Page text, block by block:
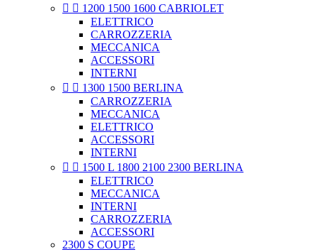
  1200 1500 1600 CABRIOLET
ELETTRICO
CARROZZERIA
MECCANICA
ACCESSORI
INTERNI
  1300 1500 BERLINA
CARROZZERIA
MECCANICA
ELETTRICO
ACCESSORI
INTERNI
  1500 L 1800 2100 2300 BERLINA
ELETTRICO
MECCANICA
INTERNI
CARROZZERIA
ACCESSORI
2300 S COUPE